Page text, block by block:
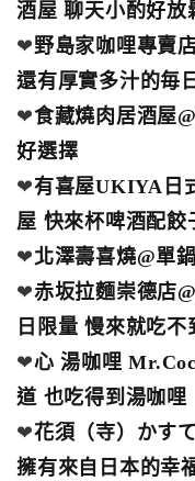
酒屋 聊天小酌好放
❤野島家咖哩專賣
還有厚實多汁的毎
❤食藏燒肉居酒屋
好選擇
❤有喜屋UKIYA日
屋 快來杯啤酒配餃
❤北澤壽喜燒@單
❤赤坂拉麵崇德店
日限量 慢來就吃不
❤心 湯咖哩
道 也吃得到湯咖哩
❤花須（寺）かす
擁有來自日本的幸